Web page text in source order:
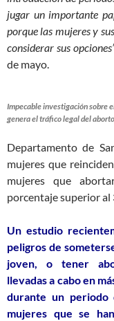
jugar un importante
porque las mujeres y
considerar sus
de mayo.
Impecable investigación sobre
genera el tráfico legal del
Departamento de
mujeres que
mujeres que
porcentaje superior al
Un estudio
peligros de
joven, o tener
llevadas a cabo en
durante un periodo
mujeres que se